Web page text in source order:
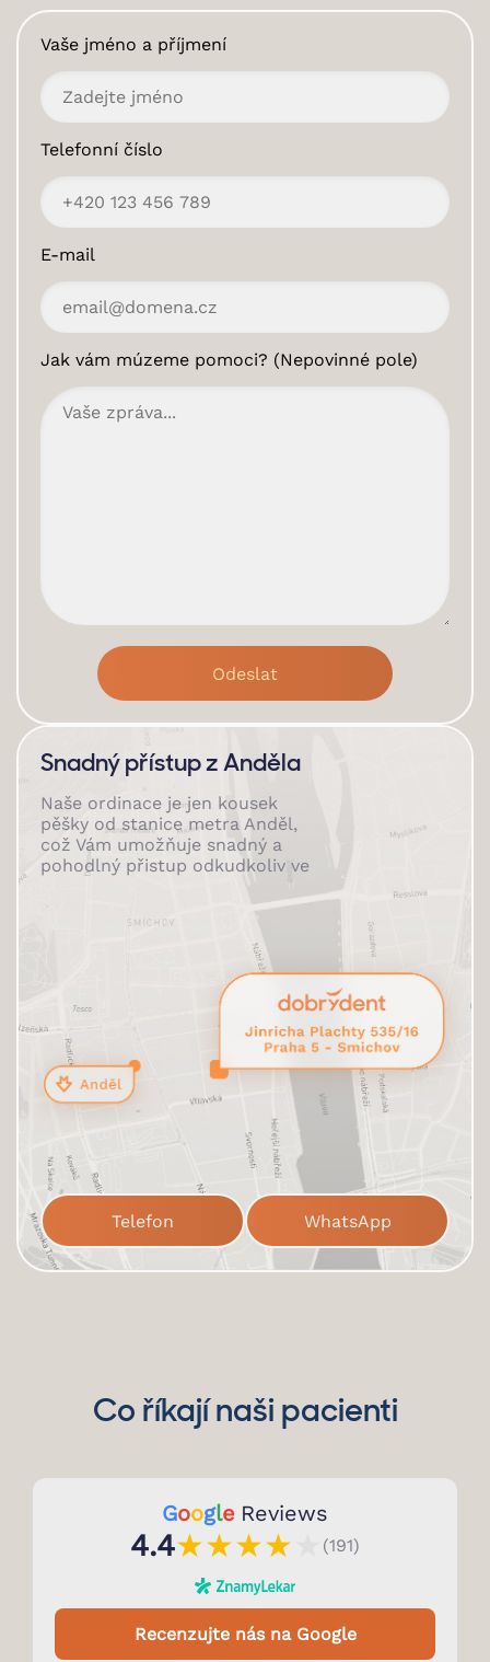
Vaše jméno a příjmení
Telefonní číslo
E-mail
Jak vám múzeme pomoci? (Nepovinné pole)
Snadný přístup z Anděla
Naše ordinace je jen kousek
pěšky od stanice metra Anděl,
což Vám umožňuje snadný a
pohodlný přistup odkudkoliv ve
Telefon WhatsApp
Co říkají naši pacienti
Google Reviews
4.4★★★★ (191)
Recenzujte nás na Google